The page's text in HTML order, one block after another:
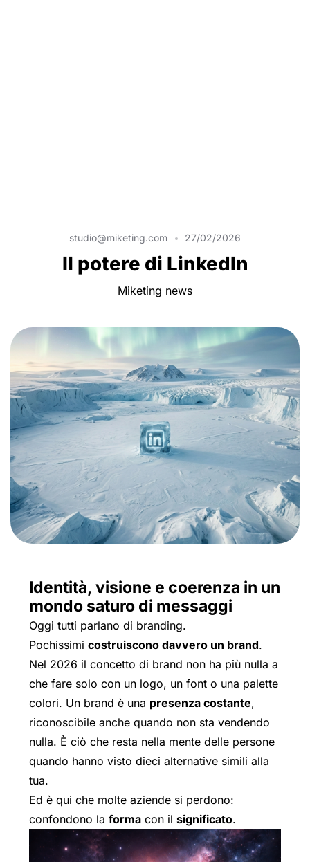
studio@miketing.com 27/02/2026
Il potere di LinkedIn
Miketing news
Identità, visione e coerenza in un
mondo saturo di messaggi
Oggi tutti parlano di branding.
Pochissimi costruiscono davvero un brand.
Nel 2026 il concetto di brand non ha più nulla a
che fare solo con un logo, un font o una palette
colori. Un brand è una presenza costante,
riconoscibile anche quando non sta vendendo
nulla. È ciò che resta nella mente delle persone
quando hanno visto dieci alternative simili alla
tua.
Ed è qui che molte aziende si perdono:
confondono la forma con il significato.